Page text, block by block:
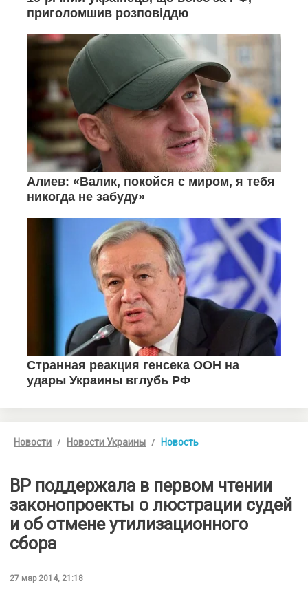
Новости Новости Украины Новость
ВР поддержала в первом чтении
законопроекты о люстрации судей
и об отмене утилизационного
сбора
27 мар 2014, 21:18